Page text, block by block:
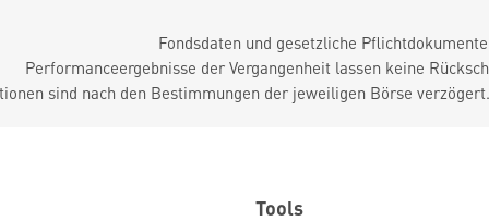
Fondsdaten und gesetzliche
Performanceergebnisse der Vergangenheit lassen keine
sind nach den Bestimmungen der jeweiligen Börse
Tools